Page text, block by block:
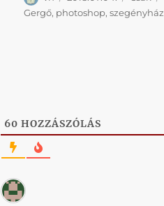
Gergő, photoshop,szegényház
60 HOZZÁSZÓLÁS